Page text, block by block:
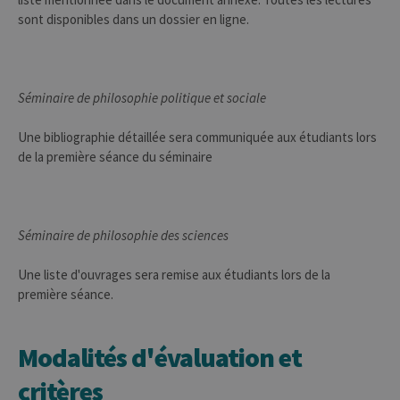
sont disponibles dans un dossier en ligne.
Séminaire de philosophie politique et sociale
Une bibliographie détaillée sera communiquée aux étudiants lors
de la première séance du séminaire
Séminaire de philosophie des sciences
Une liste d'ouvrages sera remise aux étudiants lors de la
première séance.
Modalités d'évaluation et
critères
strictement nécessaires.
JSESSIONID
Oracle
Corporation
CookieScriptConsent
CookieScript
1 an